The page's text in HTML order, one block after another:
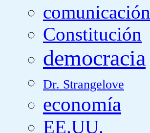
comunicación
Constitución
democracia
Dr. Strangelove
economía
EE.UU.